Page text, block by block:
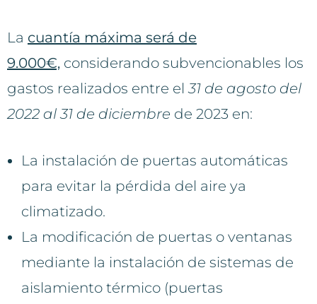
La cuantía máxima será de
9.000€, considerando subvencionables los
gastos realizados entre el31 de agosto del
2022 al 31 de diciembre de 2023 en:
La instalación de puertas automáticas
para evitar la pérdida del aire ya
climatizado.
La modificación de puertas o ventanas
mediante la instalación de sistemas de
aislamiento térmico (puertas